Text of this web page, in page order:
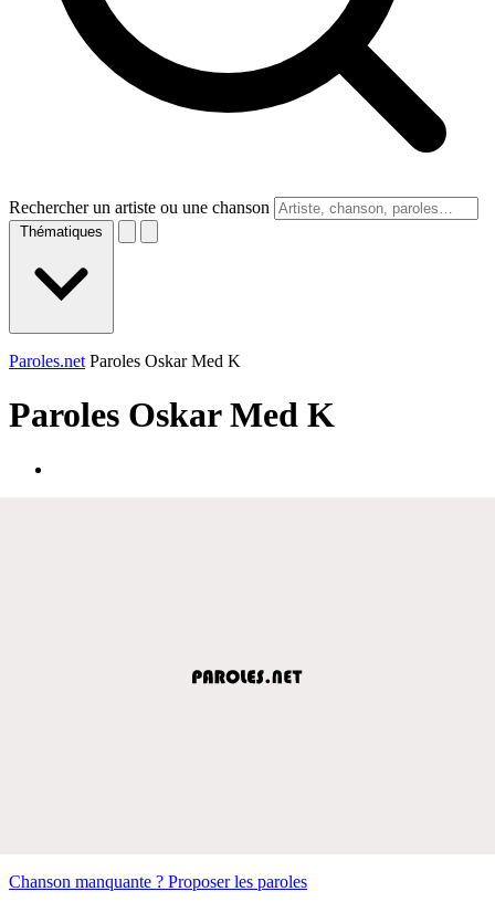
Rechercher un artiste ou une chanson
Thématiques
Paroles.net Paroles Oskar Med K
Paroles Oskar Med K
Chanson manquante ? Proposer les paroles